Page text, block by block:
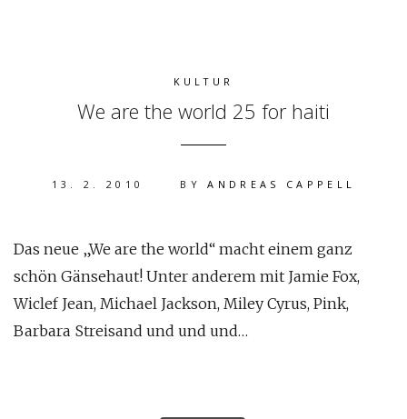
KULTUR
We are the world 25 for haiti
13. 2. 2010 BYANDREAS CAPPELL
Das neue „We are the world“ macht einem ganz
schön Gänsehaut! Unter anderem mit Jamie Fox,
Wiclef Jean, Michael Jackson, Miley Cyrus, Pink,
Barbara Streisand und und und…